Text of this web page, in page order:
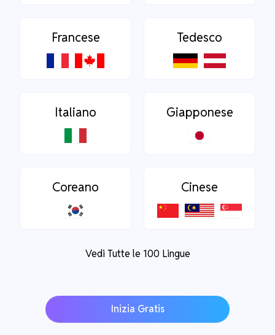
Francese Tedesco
Italiano Giapponese
Coreano Cinese
Vedi Tutte le 100 Lingue
Inizia Gratis